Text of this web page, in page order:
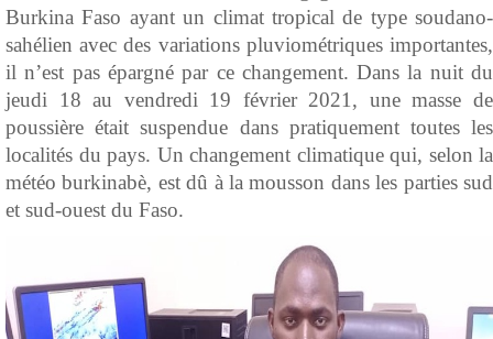
Burkina Faso ayant un climat tropical de type soudano-
sahélien avec des variations pluviométriques importantes,
il n’est pas épargné par ce changement. Dans la nuit du
jeudi 18 au vendredi 19 février 2021, une masse de
poussière était suspendue dans pratiquement toutes les
localités du pays. Un changement climatique qui, selon la
météo burkinabè, est dû à la mousson dans les parties sud
et sud-ouest du Faso.